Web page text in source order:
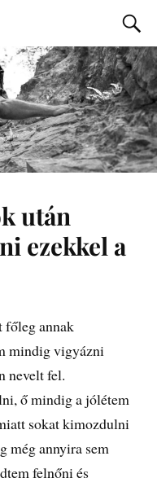
után
ezekkel a
főleg annak
mindig vigyázni
nevelt fel.
ő mindig a jólétem
sokat kimozdulni
még annyira sem
felnőni és